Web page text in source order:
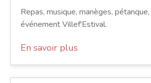
Repas, musique, manèges,
événement Villef'Estival.
En savoir plus